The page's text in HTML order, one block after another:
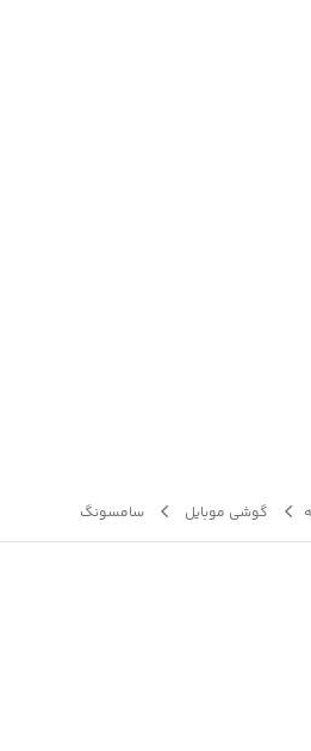
گوشی موبایل سامسونگ